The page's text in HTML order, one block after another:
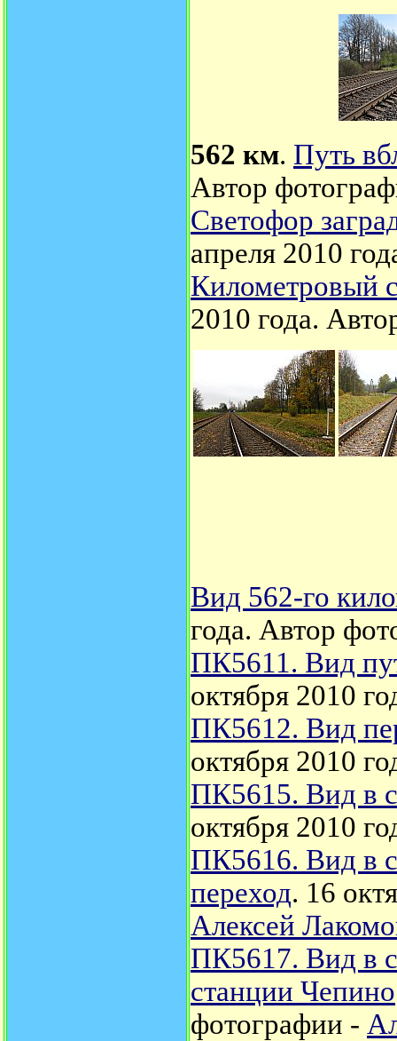
562 км. Путь
Автор
Светофор
апреля 2010
Километровый
2010 года.
Вид 562-го
года. Автор
ПК5611. Вид
октября 2010
ПК5612. Вид
октября 2010
ПК5615. Вид в
октября 2010
ПК5616. Вид в
переход. 16
Алексей
ПК5617. Вид в
станции Чепино
фотографии -